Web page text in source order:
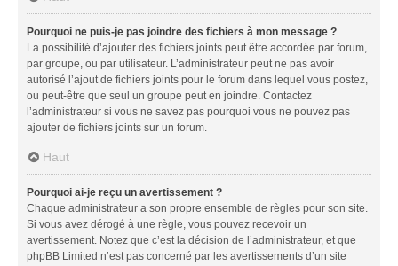
Pourquoi ne puis-je pas joindre des fichiers à mon message ?
La possibilité d’ajouter des fichiers joints peut être accordée par forum,
par groupe, ou par utilisateur. L’administrateur peut ne pas avoir
autorisé l’ajout de fichiers joints pour le forum dans lequel vous postez,
ou peut-être que seul un groupe peut en joindre. Contactez
l’administrateur si vous ne savez pas pourquoi vous ne pouvez pas
ajouter de fichiers joints sur un forum.
Haut
Pourquoi ai-je reçu un avertissement ?
Chaque administrateur a son propre ensemble de règles pour son site.
Si vous avez dérogé à une règle, vous pouvez recevoir un
avertissement. Notez que c’est la décision de l’administrateur, et que
phpBB Limited n’est pas concerné par les avertissements d’un site